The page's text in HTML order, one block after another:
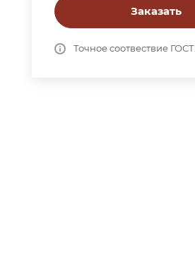
Заказать
Точное соотвествие ГОСТ.